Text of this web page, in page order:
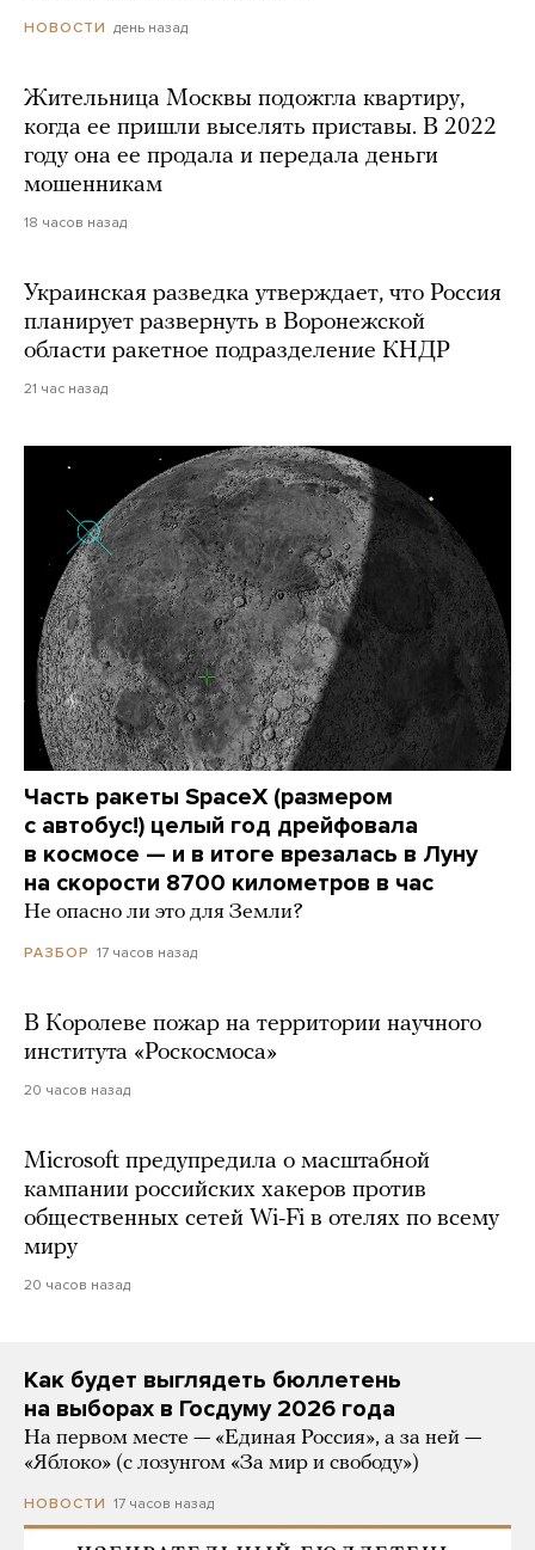
НОВОСТИ день назад
Жительница Москвы подожгла квартиру,
когда ее пришли выселять приставы. В 2022
году она ее продала и передала деньги
мошенникам
18 часов назад
Украинская разведка утверждает, что Россия
планирует развернуть в Воронежской
области ракетное подразделение КНДР
21 час назад
Часть ракеты SpaceX (размером
с автобус!) целый год дрейфовала
в космосе — и в итоге врезалась в Луну
на скорости 8700 километров в час
Не опасно ли это для Земли?
РАЗБОР 17 часов назад
В Королеве пожар на территории научного
института «Роскосмоса»
20 часов назад
Microsoft предупредила о масштабной
кампании российских хакеров против
общественных сетей Wi-Fi в отелях по всему
миру
20 часов назад
Как будет выглядеть бюллетень
на выборах в Госдуму 2026 года
На первом месте — «Единая Россия», а за ней —
«Яблоко» (с лозунгом «За мир и свободу»)
НОВОСТИ 17 часов назад